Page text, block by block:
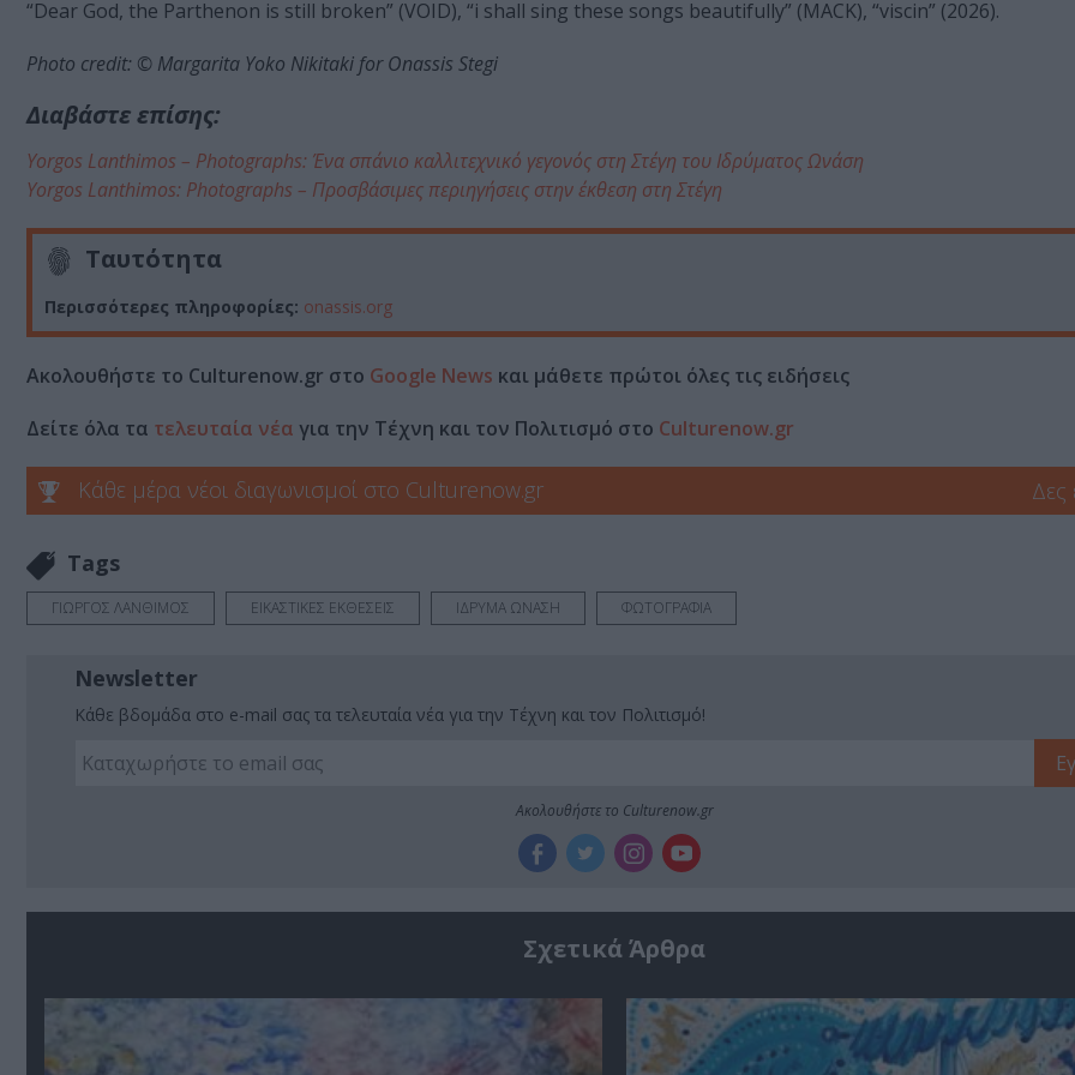
“Dear God, the Parthenon is still broken” (VOID), “i shall sing these songs beautifully” (MACK), “viscin” (2026).
Photo credit: © Margarita Yoko Nikitaki for Onassis Stegi
Διαβάστε επίσης:
Yorgos Lanthimos – Photographs: Ένα σπάνιο καλλιτεχνικό γεγονός στη Στέγη του Ιδρύματος Ωνάση
Yorgos Lanthimos: Photographs – Προσβάσιμες περιηγήσεις στην έκθεση στη Στέγη
Ταυτότητα
Περισσότερες πληροφορίες: onassis.org
Ακολουθήστε το Culturenow.gr στο Google News και μάθετε πρώτοι όλες τις ειδήσεις
Δείτε όλα τα τελευταία νέα για την Τέχνη και τον Πολιτισμό στο Culturenow.gr
Κάθε μέρα νέοι διαγωνισμοί στο Culturenow.gr Δες
Tags
ΓΙΩΡΓΟΣ ΛΑΝΘΙΜΟΣ ΕΙΚΑΣΤΙΚΕΣ ΕΚΘΕΣΕΙΣ ΙΔΡΥΜΑ ΩΝΑΣΗ ΦΩΤΟΓΡΑΦΙΑ
Newsletter
Κάθε βδομάδα στο e-mail σας τα τελευταία νέα για την Τέχνη και τον Πολιτισμό!
Ακολουθήστε το Culturenow.gr
Σχετικά Άρθρα